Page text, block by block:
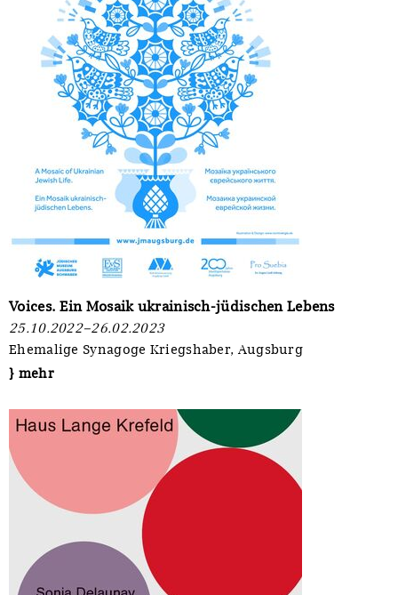
Voices. Ein Mosaik ukrainisch-jüdischen Lebens
25.10.2022–26.02.2023
Ehemalige Synagoge Kriegshaber, Augsburg
} mehr